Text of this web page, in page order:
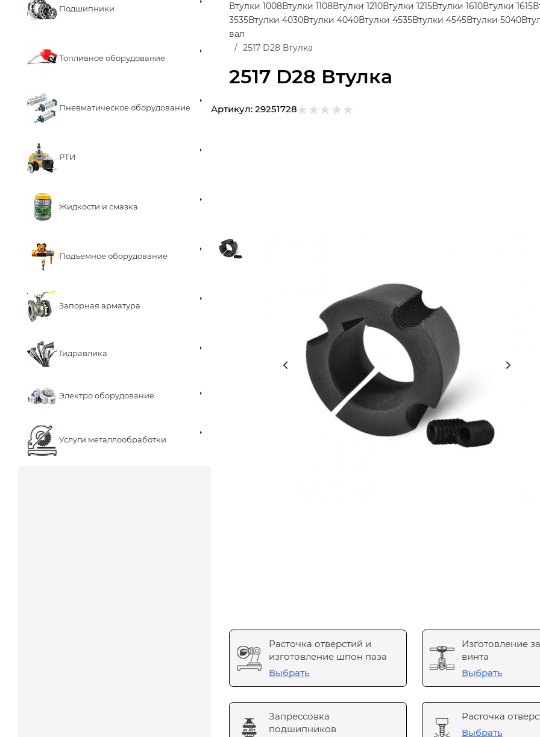
Подшипники
Топливное оборудование
Пневматическое оборудование
РТИ
Жидкости и смазка
Подъемное оборудование
Запорная арматура
Гидравлика
Электро оборудование
Услуги металлообработки
2517 D28 Втулка
Втулки 1008Втулки 1108Втулки 1210Втулки 1215Втулки 1610Втулки 1615
3535Втулки 4030Втулки 4040Втулки 4535Втулки 4545Втулки 5040
вал
2517 D28 Втулка
Артикул: 29251728
Расточка отверстий и
изготовление шпон паза
Выбрать
Изготовление
винта
Выбрать
Запрессовка
подшипников
Расточка
Выбрать